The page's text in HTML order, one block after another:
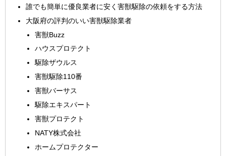
誰でも簡単に優良業者に安く害獣駆除の依頼をする方法
大阪府の評判のいい害獣駆除業者
害獣Buzz
ハウスプロテクト
駆除ザウルス
害獣駆除110番
害獣バーサス
駆除エキスパート
害獣プロテクト
NATY株式会社
ホームプロテクター